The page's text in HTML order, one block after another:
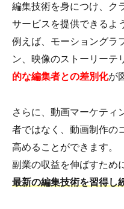
編集技術を身につけ、ク
サービスを提供できるよ
例えば、モーショングラ
ン、映像のストーリーテ
的な編集者との差別化が
さらに、動画マーケティ
者ではなく、動画制作の
高めることができます。
副業の収益を伸ばすため
最新の編集技術を習得し